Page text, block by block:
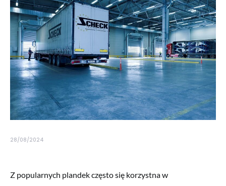
28/08/2024
Z popularnych plandek często się korzystna w